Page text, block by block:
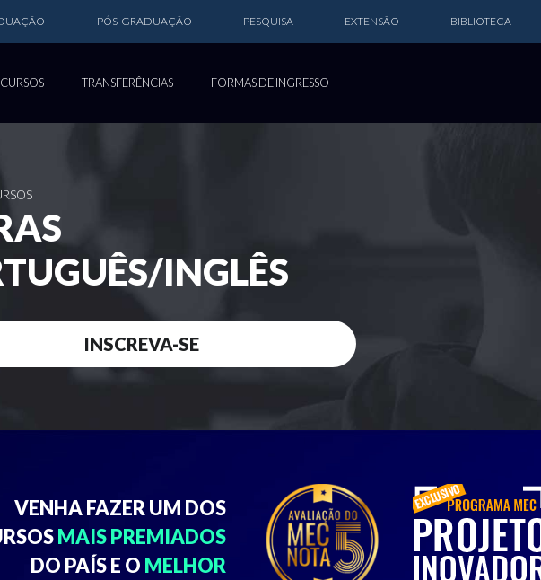
PÓS-GRADUAÇÃO PESQUISA EXTENSÃO BIBLIOTECA
CURSOS TRANSFERÊNCIAS FORMAS DE INGRESSO
INGLÊS
INSCREVA-SE
VENHA FAZER UM DOS
MAIS PREMIADOS
DO PAÍS E O MELHOR